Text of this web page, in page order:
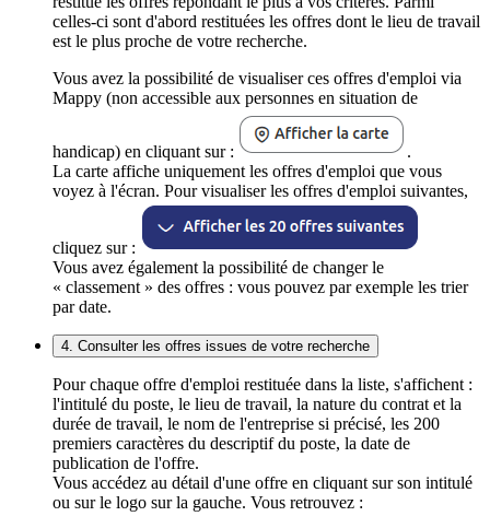
celles-ci sont d'abord restituées les offres dont le lieu de travail
est le plus proche de votre recherche.
Vous avez la possibilité de visualiser ces offres d'emploi via
Mappy (non accessible aux personnes en situation de
handicap) en cliquant sur :
.
La carte affiche uniquement les offres d'emploi que vous
voyez à l'écran. Pour visualiser les offres d'emploi suivantes,
cliquez sur :
Vous avez également la possibilité de changer le
« classement » des offres : vous pouvez par exemple les trier
par date.
4. Consulter les offres issues de votre recherche
Pour chaque offre d'emploi restituée dans la liste, s'affichent :
l'intitulé du poste, le lieu de travail, la nature du contrat et la
durée de travail, le nom de l'entreprise si précisé, les 200
premiers caractères du descriptif du poste, la date de
publication de l'offre.
Vous accédez au détail d'une offre en cliquant sur son intitulé
ou sur le logo sur la gauche. Vous retrouvez :